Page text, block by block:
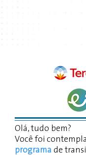
Olá, tudo bem?
Você foi
programa de